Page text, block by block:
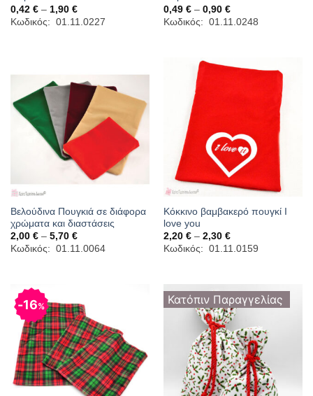
0,42 € – 1,90 €Price
range:
0,42 €
Κωδικός: 01.11.0227
0,49 € – 0,90 €Price
range:
0,49 €
Κωδικός: 01.11.0248
Βελούδινα Πουγκιά σε διάφορα
χρώματα και διαστάσεις
2,00 € – 5,70 €Price
range:
2,00 €
Κωδικός: 01.11.0064
Κόκκινο βαμβακερό πουγκί I
love you
2,20 € – 2,30 €Price
range:
2,20 €
Κωδικός: 01.11.0159
16% Κατόπιν Παραγγελίας